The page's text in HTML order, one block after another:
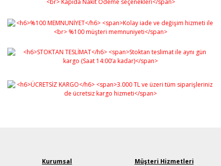
Gönder
Kurumsal
Müşteri Hizmetleri